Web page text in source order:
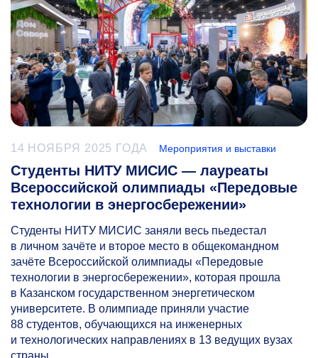
14 НОЯБРЯ 2025 ГОДА Мероприятия и выставки
Студенты НИТУ МИСИС — лауреаты
Всероссийской олимпиады «Передовые
технологии в энергосбережении»
Студенты НИТУ МИСИС заняли весь пьедестал
в личном зачёте и второе место в общекомандном
зачёте Всероссийской олимпиады «Передовые
технологии в энергосбережении», которая прошла
в Казанском государственном энергетическом
университете. В олимпиаде приняли участие
88 студентов, обучающихся на инженерных
и технологических направлениях в 13 ведущих вузах